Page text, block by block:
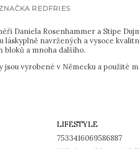
REDFRIES
Daniela Rosenhammer a Stipe
láskyplně navržených a vysoce
bloků a mnoha dalšího.
jsou vyrobené v Německu a použité
LIFESTYLE
7533416069586887